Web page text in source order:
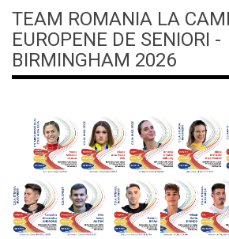
TEAM ROMANIA LA
EUROPENE DE SENIORI -
BIRMINGHAM 2026